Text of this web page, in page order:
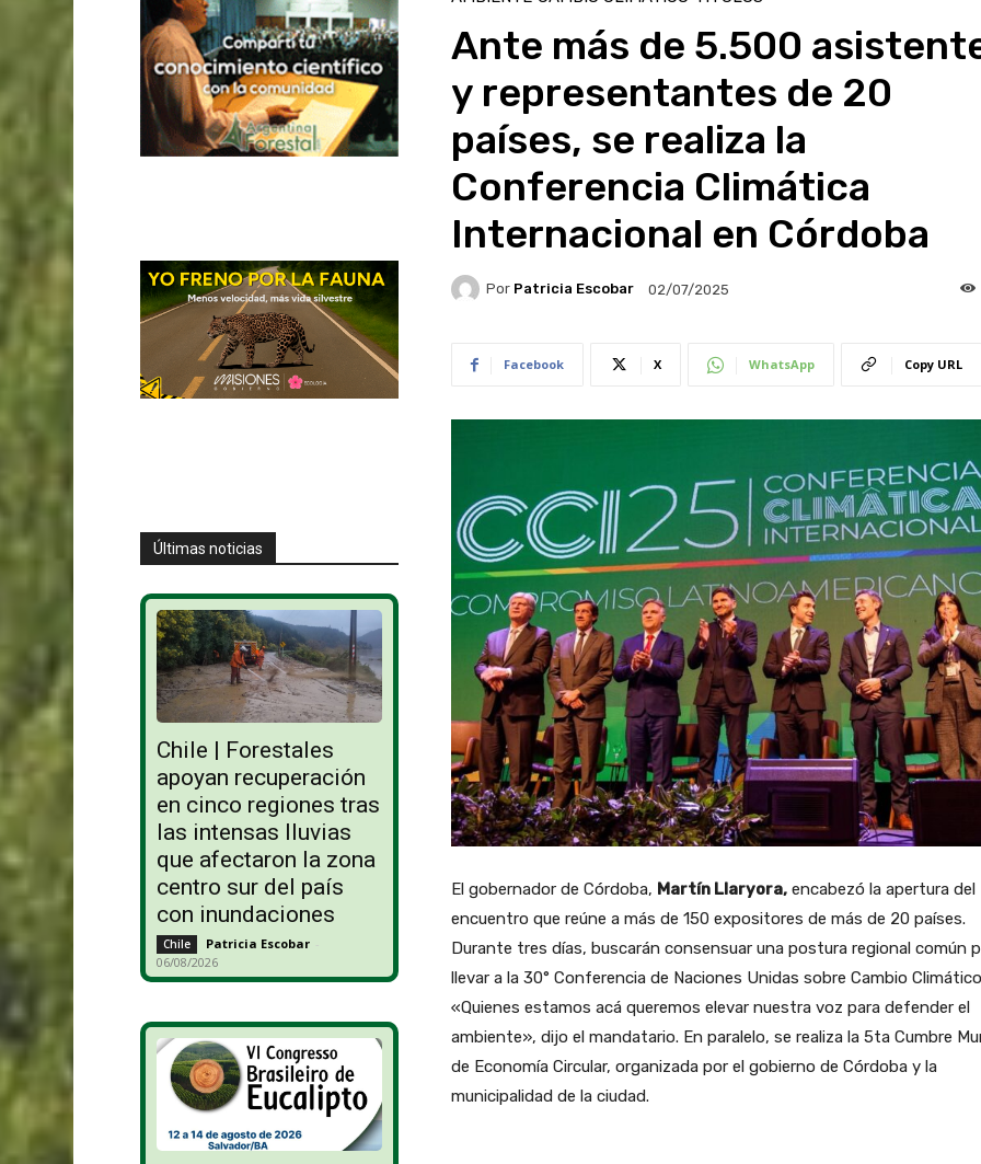
Últimas noticias
Chile | Forestales
apoyan recuperación
en cinco regiones tras
las intensas lluvias
que afectaron la zona
centro sur del país
con inundaciones
Chile Patricia Escobar -
06/08/2026
Ante más de 5.500
y representantes de 20
países, se realiza la
Conferencia Climática
Internacional en Córdoba
Por Patricia Escobar 02/07/2025
Facebook X WhatsApp Copy URL
El gobernador de Córdoba, Martín Llaryora,encabezó la apertura del
encuentro que reúne a más de 150 expositores de más de 20 países.
Durante tres días, buscarán consensuar una postura regional común
llevar a la 30° Conferencia de Naciones Unidas sobre Cambio
«Quienes estamos acá queremos elevar nuestra voz para defender el
ambiente», dijo el mandatario. En paralelo, se realiza la 5ta Cumbre
de Economía Circular, organizada por el gobierno de Córdoba y la
municipalidad de la ciudad.